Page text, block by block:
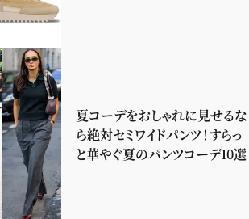
夏コーデをおしゃれに見せるな
ら絶対セミワイドパンツ！すらっ
と華やぐ夏のパンツコーデ10選